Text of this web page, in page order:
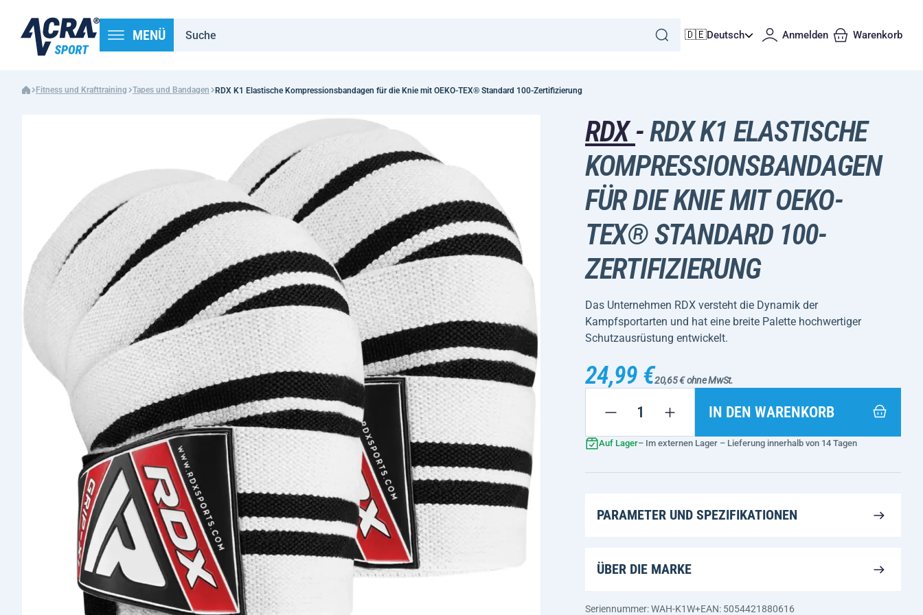
MENÜ 🇩🇪Deutsch Anmelden Warenkorb
Fitness und Krafttraining Tapes und Bandagen RDX K1 Elastische Kompressionsbandagen für die Knie mit OEKO-TEX® Standard 100-Zertifizierung
RDX-RDX K1 ELASTISCHE
KOMPRESSIONSBANDAGEN
FÜR DIE KNIE MIT OEKO-
TEX® STANDARD 100-
ZERTIFIZIERUNG
Das Unternehmen RDX versteht die Dynamik der
Kampfsportarten und hat eine breite Palette hochwertiger
Schutzausrüstung entwickelt.
24,99 €20,65 € ohne MwSt.
IN DEN WARENKORB
Auf Lager– Im externen Lager – Lieferung innerhalb von 14 Tagen
PARAMETER UND SPEZIFIKATIONEN
ÜBER DIE MARKE
Seriennummer: WAH-K1W+EAN: 5054421880616